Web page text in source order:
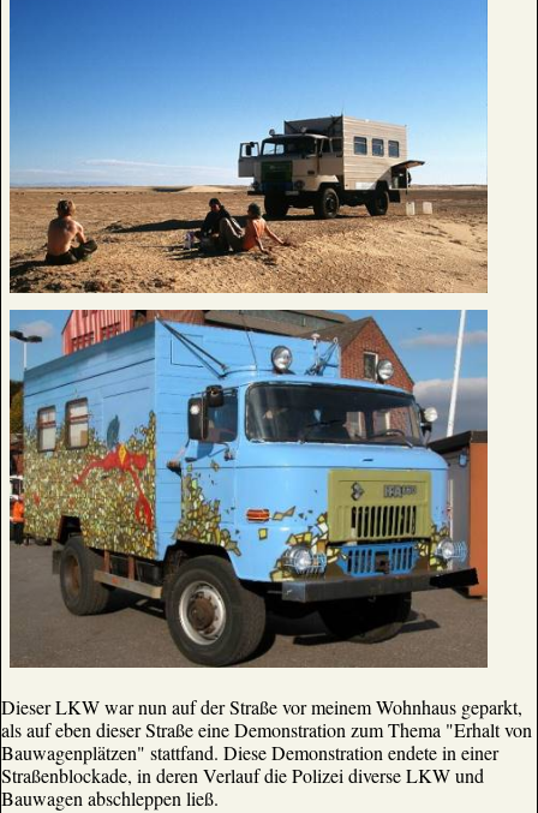
Dieser LKW war nun auf der Straße vor meinem Wohnhaus geparkt,
als auf eben dieser Straße eine Demonstration zum Thema "Erhalt von
Bauwagenplätzen" stattfand. Diese Demonstration endete in einer
Straßenblockade, in deren Verlauf die Polizei diverse LKW und
Bauwagen abschleppen ließ.